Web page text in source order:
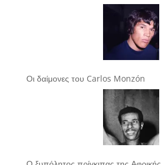
Οι δαίμονες του Carlos Monzón